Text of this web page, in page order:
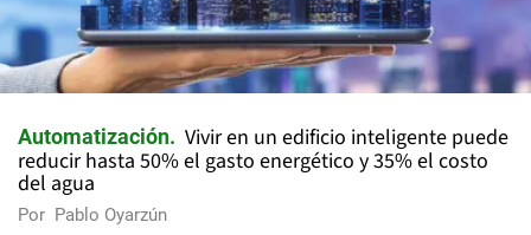
Automatización
Vivir en un edificio inteligente puede
reducir hasta 50% el gasto energético y 35% el costo
del agua
Por Pablo Oyarzún